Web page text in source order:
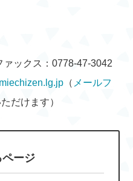
ックス：0778-47-3042
（ メールフ
だけます）
ページ